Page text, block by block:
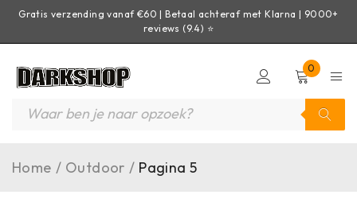
Gratis verzending vanaf €60 | Betaal achteraf met Klarna | 9000+
reviews (9.4) ⭐
0
Home / Outdoor / Pagina 5